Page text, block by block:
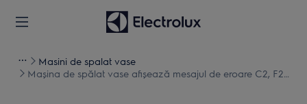
Masini de spalat vase
Maşina de spălat vase afişează mesajul de eroare C2, F2,